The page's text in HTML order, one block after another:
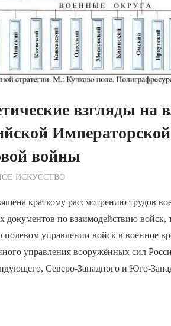
взгляды на
войны
по Редакции
ИСКУССТВО
краткому рассмотрению трудов
документов по взаимодействию войск,
управлении войск в военное
управления вооружённых сил
Северо-Западного и Юго-